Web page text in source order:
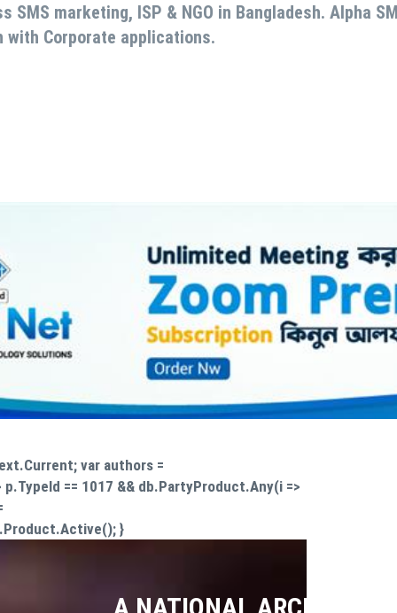
SMS marketing, ISP & NGO in Bangladesh. Alpha
Corporate applications.
var authors =
== 1017 && db.PartyProduct.Any(i =>
}